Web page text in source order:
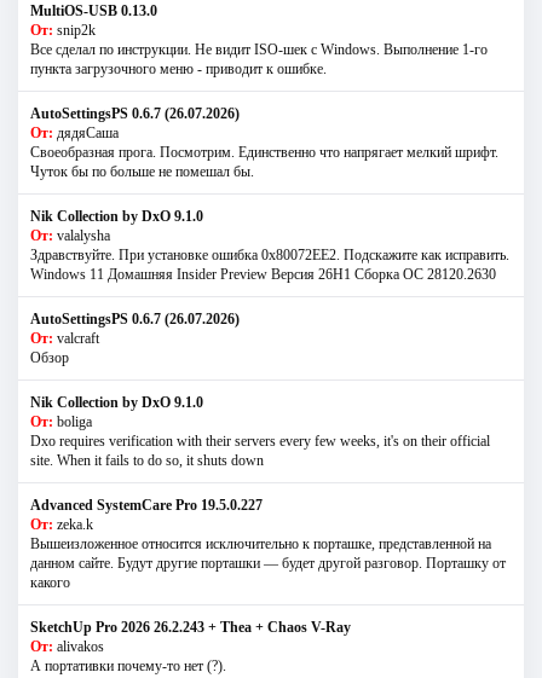
MultiOS-USB 0.13.0
От: snip2k
Все сделал по инструкции. Не видит ISO-шек с Windows. Выполнение 1-го
пункта загрузочного меню - приводит к ошибке.
AutoSettingsPS 0.6.7 (26.07.2026)
От: дядяСаша
Своеобразная прога. Посмотрим. Единственно что напрягает мелкий шрифт.
Чуток бы по больше не помешал бы.
Nik Collection by DxO 9.1.0
От: valalysha
Здравствуйте. При установке ошибка 0х80072EE2. Подскажите как исправить.
Windows 11 Домашняя Insider Preview Версия 26H1 Сборка ОС 28120.2630
AutoSettingsPS 0.6.7 (26.07.2026)
От: valcraft
Обзор
Nik Collection by DxO 9.1.0
От: boliga
Dxo requires verification with their servers every few weeks, it's on their official
site. When it fails to do so, it shuts down
Advanced SystemCare Pro 19.5.0.227
От: zeka.k
Вышеизложенное относится исключительно к порташке, представленной на
данном сайте. Будут другие порташки — будет другой разговор. Порташку от
какого
SketchUp Pro 2026 26.2.243 + Thea + Chaos V-Ray
От: alivakos
А портативки почему-то нет (?).